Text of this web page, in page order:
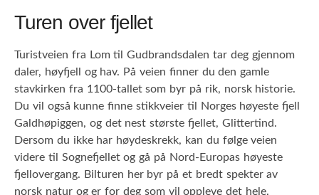
Turen over fjellet
Turistveien fra Lom til Gudbrandsdalen tar deg gjennom
daler, høyfjell og hav. På veien finner du den gamle
stavkirken fra 1100-tallet som byr på rik, norsk historie.
Du vil også kunne finne stikkveier til Norges høyeste fjell
Galdhøpiggen, og det nest største fjellet, Glittertind.
Dersom du ikke har høydeskrekk, kan du følge veien
videre til Sognefjellet og gå på Nord-Europas høyeste
fjellovergang. Bilturen her byr på et bredt spekter av
norsk natur og er for deg som vil oppleve det hele.